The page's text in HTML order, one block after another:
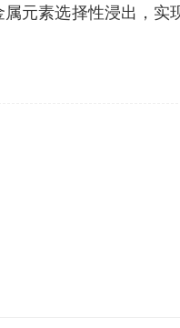
元素选择性浸出，